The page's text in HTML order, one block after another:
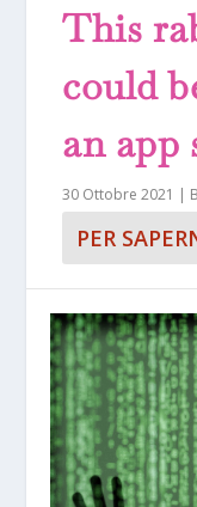
This
could
an app
30 Ottobre 2021 |
PER